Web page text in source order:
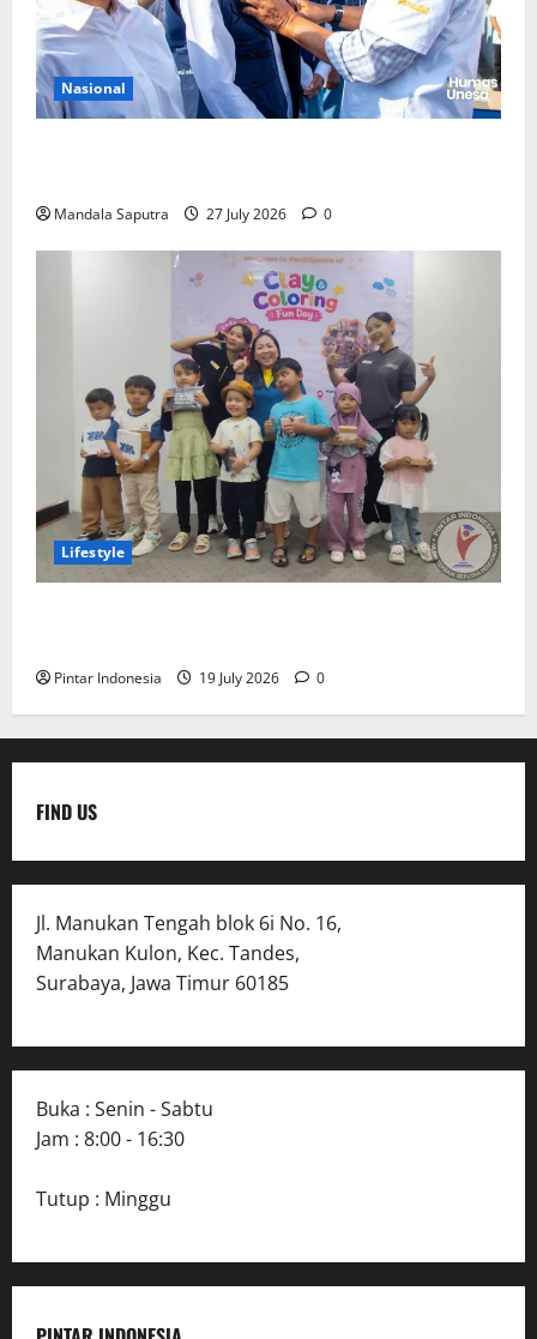
Nasional
Mandala Saputra 27 July 2026 0
Lifestyle
Pintar Indonesia 19 July 2026 0
FIND US
Jl. Manukan Tengah blok 6i No. 16,
Manukan Kulon, Kec. Tandes,
Surabaya, Jawa Timur 60185
Buka : Senin - Sabtu
Jam : 8:00 - 16:30
Tutup : Minggu